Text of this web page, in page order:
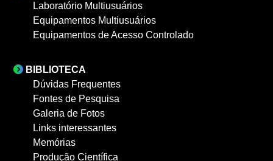
Laboratório Multiusuários
Equipamentos Multiusuários
Equipamentos de Acesso Controlado
BIBLIOTECA
Dúvidas Frequentes
Fontes de Pesquisa
Galeria de Fotos
Links interessantes
Memórias
Produção Científica